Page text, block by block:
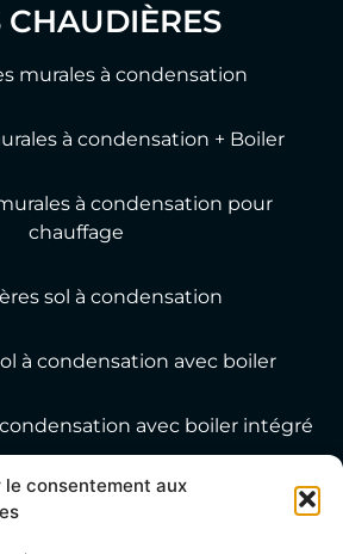
le consentement aux
CHAUDIÈRES
murales à condensation
à condensation + Boiler
à condensation pour
chauffage
sol à condensation
à condensation avec boiler
avec boiler intégré
GROUP